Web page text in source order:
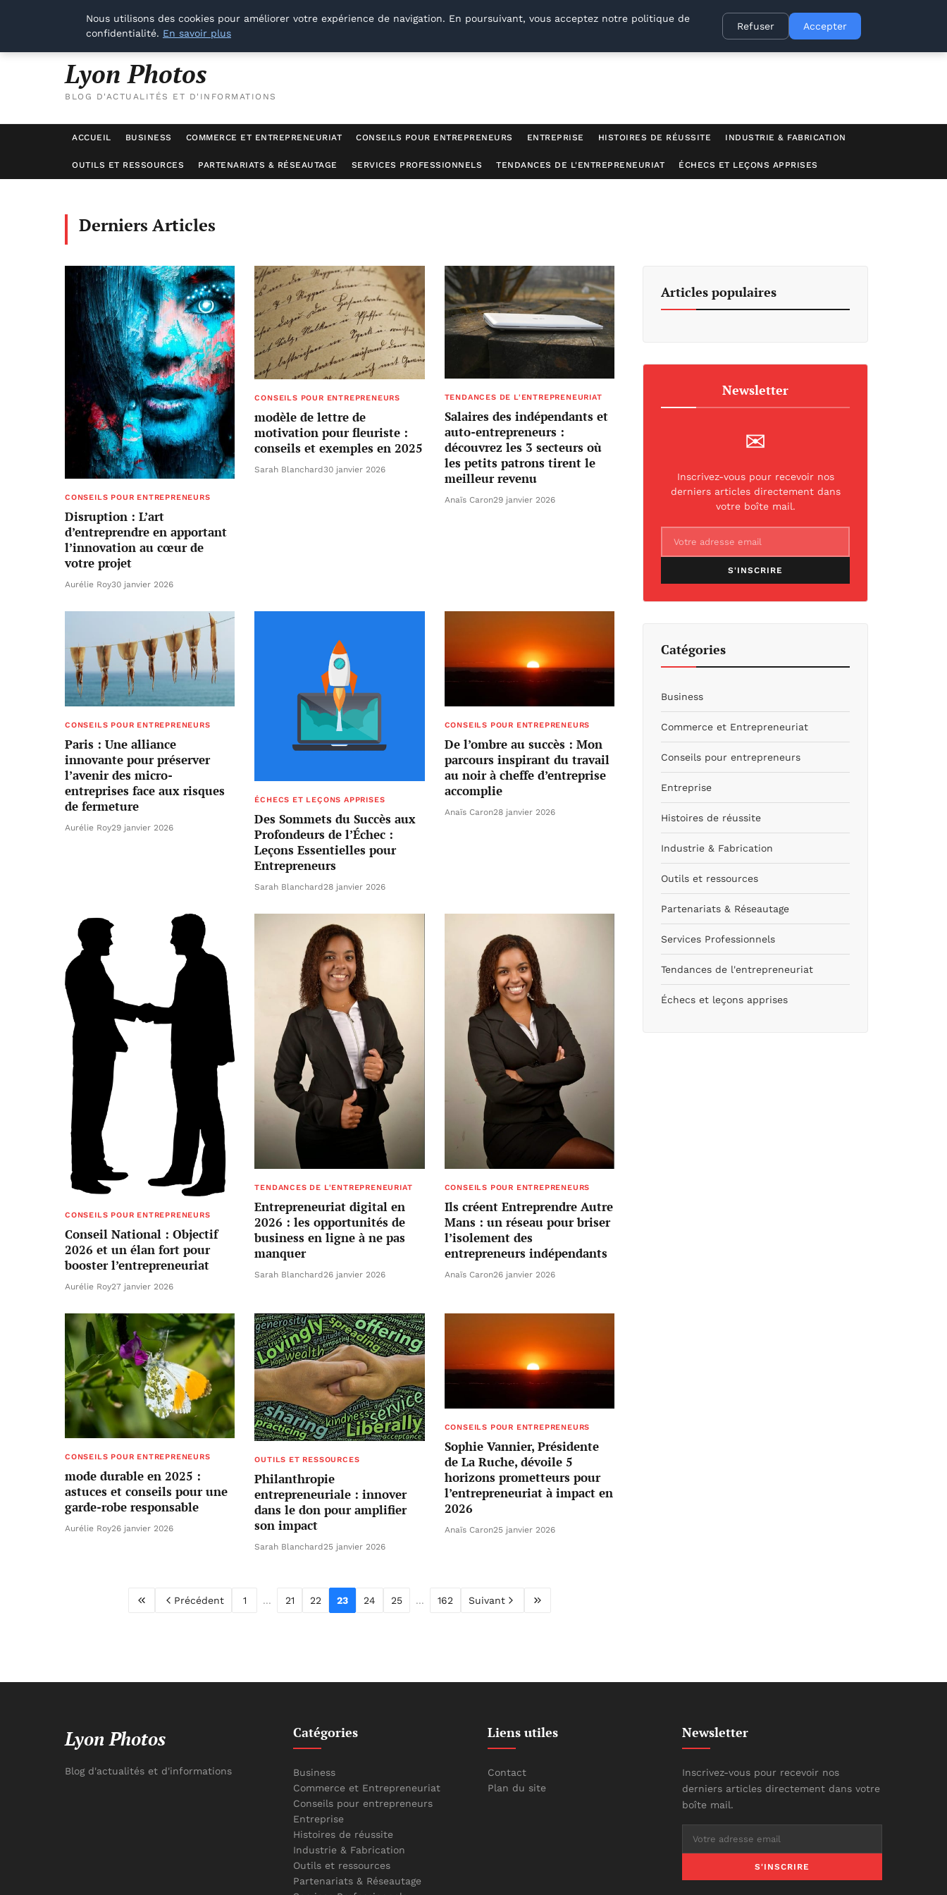
vendredi 7 août 2026
Lyon Photos
BLOG D'ACTUALITÉS ET D'INFORMATIONS
ACCUEIL BUSINESS COMMERCE ET ENTREPRENEURIAT CONSEILS POUR ENTREPRENEURS ENTREPRISE HISTOIRES DE RÉUSSITE INDUSTRIE & FABRICATION
OUTILS ET RESSOURCES PARTENARIATS & RÉSEAUTAGE SERVICES PROFESSIONNELS TENDANCES DE L'ENTREPRENEURIAT ÉCHECS ET LEÇONS APPRISES
Derniers Articles
CONSEILS POUR ENTREPRENEURS
Disruption : L’art
d’entreprendre en apportant
l’innovation au cœur de
votre projet
Aurélie Roy30 janvier 2026
CONSEILS POUR ENTREPRENEURS
modèle de lettre de
motivation pour fleuriste :
conseils et exemples en 2025
Sarah Blanchard30 janvier 2026
TENDANCES DE L'ENTREPRENEURIAT
Salaires des indépendants et
auto-entrepreneurs :
découvrez les 3 secteurs où
les petits patrons tirent le
meilleur revenu
Anaïs Caron29 janvier 2026
CONSEILS POUR ENTREPRENEURS
Paris : Une alliance
innovante pour préserver
l’avenir des micro-
entreprises face aux risques
de fermeture
Aurélie Roy29 janvier 2026
ÉCHECS ET LEÇONS APPRISES
Des Sommets du Succès aux
Profondeurs de l’Échec :
Leçons Essentielles pour
Entrepreneurs
Sarah Blanchard 28 janvier 2026
CONSEILS POUR ENTREPRENEURS
De l’ombre au succès : Mon
parcours inspirant du travail
au noir à cheffe d’entreprise
accomplie
Anaïs Caron28 janvier 2026
CONSEILS POUR ENTREPRENEURS
Conseil National : Objectif
2026 et un élan fort pour
booster l’entrepreneuriat
Aurélie Roy27 janvier 2026
TENDANCES DE L'ENTREPRENEURIAT
Entrepreneuriat digital en
2026 : les opportunités de
business en ligne à ne pas
manquer
Sarah Blanchard 26 janvier 2026
CONSEILS POUR ENTREPRENEURS
Ils créent Entreprendre Autre
Mans : un réseau pour briser
l’isolement des
entrepreneurs indépendants
Anaïs Caron26 janvier 2026
CONSEILS POUR ENTREPRENEURS
mode durable en 2025 :
astuces et conseils pour une
garde-robe responsable
Aurélie Roy26 janvier 2026
OUTILS ET RESSOURCES
Philanthropie
entrepreneuriale : innover
dans le don pour amplifier
son impact
Sarah Blanchard 25 janvier 2026
CONSEILS POUR ENTREPRENEURS
Sophie Vannier, Présidente
de La Ruche, dévoile 5
horizons prometteurs pour
l’entrepreneuriat à impact en
2026
Anaïs Caron25 janvier 2026
Précédent 1 ... 21 22 23 24 25 ... 162 Suivant
Articles populaires
Newsletter
✉
Inscrivez-vous pour recevoir nos
derniers articles directement dans
votre boîte mail.
S'INSCRIRE
Catégories
Business
Commerce et Entrepreneuriat
Conseils pour entrepreneurs
Entreprise
Histoires de réussite
Industrie & Fabrication
Outils et ressources
Partenariats & Réseautage
Services Professionnels
Tendances de l'entrepreneuriat
Échecs et leçons apprises
Lyon Photos
Blog d'actualités et d'informations
Catégories
Business
Commerce et Entrepreneuriat
Conseils pour entrepreneurs
Entreprise
Histoires de réussite
Industrie & Fabrication
Outils et ressources
Partenariats & Réseautage
Liens utiles
Contact
Plan du site
Newsletter
Inscrivez-vous pour recevoir nos
derniers articles directement dans votre
boîte mail.
S'INSCRIRE
Nous utilisons des cookies pour améliorer votre expérience de navigation. En poursuivant, vous acceptez notre politique de
confidentialité. En savoir plus
Refuser Accepter